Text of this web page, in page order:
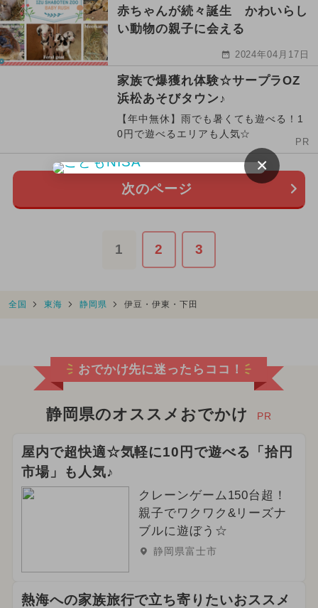
赤ちゃんが続々誕生 かわいらし
い動物の親子に会える
2024年04月17日
家族で爆獲れ体験☆サープラOZ
浜松あそびタウン♪
【年中無休】雨でも暑くても遊べる！1
0円で遊べるエリアも人気☆
PR
次のページ
1 2 3
全国 東海 静岡県 伊豆・伊東・下田
おでかけ先に迷ったらココ！
静岡県のオススメおでかけ PR
屋内で超快適☆気軽に10円で遊べる「拾円
市場」も人気♪
クレーンゲーム150台超！
親子でワクワク&リーズナ
ブルに遊ぼう☆
静岡県富士市
熱海への家族旅行で立ち寄りたいおススメ
×